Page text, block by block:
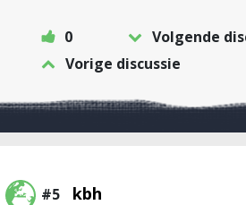
0
Volgende
Vorige discussie
#5 kbh